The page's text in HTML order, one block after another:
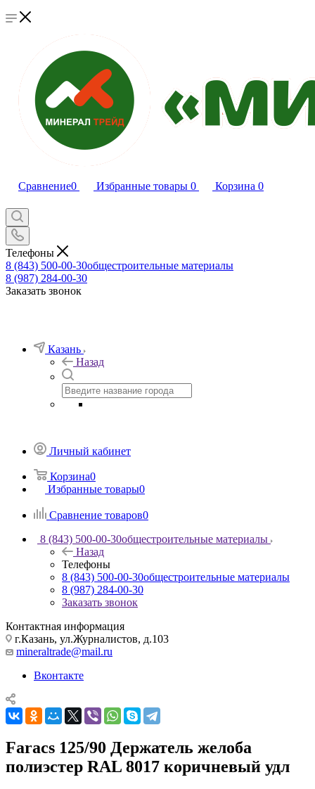
Сравнение0 Избранные товары 0 Корзина 0
Телефоны
8 (843) 500-00-30общестроительные материалы
8 (987) 284-00-30
Заказать звонок
Казань
Назад
Личный кабинет
Корзина0
Избранные товары0
Сравнение товаров0
8 (843) 500-00-30общестроительные материалы
Назад
Телефоны
8 (843) 500-00-30общестроительные материалы
8 (987) 284-00-30
Заказать звонок
Контактная информация
г.Казань, ул.Журналистов, д.103
mineraltrade@mail.ru
Вконтакте
Faracs 125/90 Держатель желоба
полиэстер RAL 8017 коричневый удл